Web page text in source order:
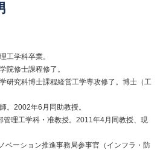
工学科卒業。
院修士課程修了。
研究科博士課程経営工学専攻修了。博士（工
。2002年6月同助教授。
理工学科・准教授。2011年4月同教授、現
ベーション推進事務局参事官（インフラ・防